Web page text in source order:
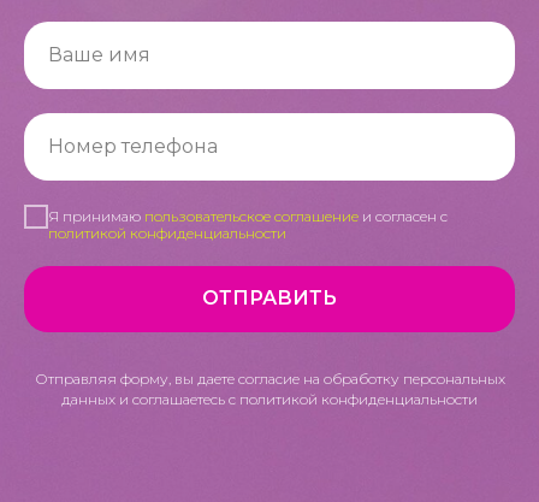
Я принимаю пользовательское соглашение и согласен с
политикой конфиденциальности
ОТПРАВИТЬ
Отправляя форму, вы даете согласие на обработку персональных
данных и соглашаетесь c политикой конфиденциальности